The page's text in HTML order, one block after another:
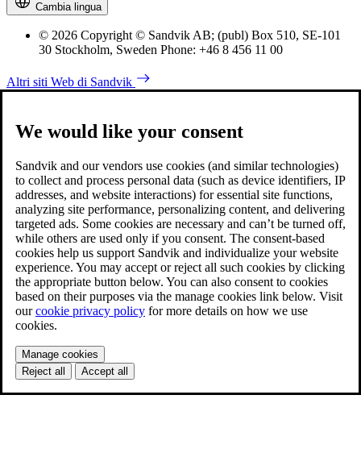
Cambia lingua
© 2026 Copyright © Sandvik AB; (publ) Box 510, SE-101
30 Stockholm, Sweden Phone: +46 8 456 11 00
Altri siti Web di Sandvik
We would like your consent
Sandvik and our vendors use cookies (and similar technologies)
to collect and process personal data (such as device identifiers, IP
addresses, and website interactions) for essential site functions,
analyzing site performance, personalizing content, and delivering
targeted ads. Some cookies are necessary and can’t be turned off,
while others are used only if you consent. The consent-based
cookies help us support Sandvik and individualize your website
experience. You may accept or reject all such cookies by clicking
the appropriate button below. You can also consent to cookies
based on their purposes via the manage cookies link below. Visit
ourcookie privacy policy for more details on how we use
cookies.
Manage cookies
Reject all
Accept all